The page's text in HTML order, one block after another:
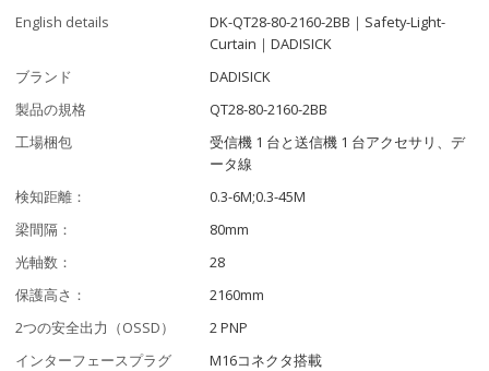
English details
DK-QT28-80-2160-2BB｜Safety-Light-
Curtain｜DADISICK
ブランド
DADISICK
製品の規格
QT28-80-2160-2BB
工場梱包
受信機 1 台と送信機 1 台アクセサリ、デ
ータ線
検知距離：
0.3-6M;0.3-45M
梁間隔：
80mm
光軸数：
28
保護高さ：
2160mm
2つの安全出力（OSSD）
2 PNP
インターフェースプラグ
M16コネクタ搭載